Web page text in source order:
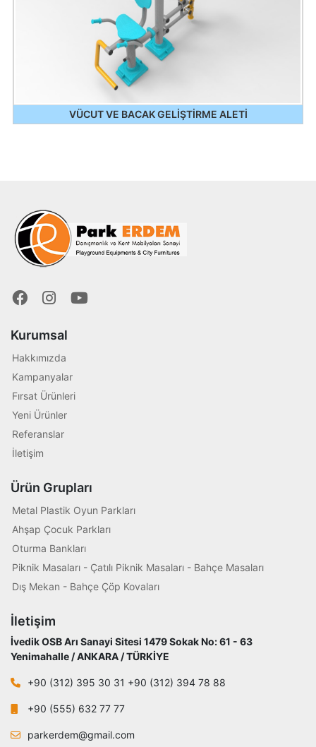
VÜCUT VE BACAK GELİŞTİRME ALETİ
Kurumsal
Hakkımızda
Kampanyalar
Fırsat Ürünleri
Yeni Ürünler
Referanslar
İletişim
Ürün Grupları
Metal Plastik Oyun Parkları
Ahşap Çocuk Parkları
Oturma Bankları
Piknik Masaları - Çatılı Piknik Masaları - Bahçe Masaları
Dış Mekan - Bahçe Çöp Kovaları
İletişim
İvedik OSB Arı Sanayi Sitesi 1479 Sokak No: 61 - 63
Yenimahalle / ANKARA / TÜRKİYE
+90 (312) 395 30 31 +90 (312) 394 78 88
+90 (555) 632 77 77
parkerdem@gmail.com